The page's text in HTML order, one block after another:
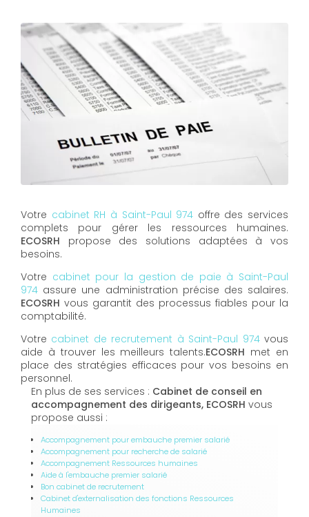
Votre cabinet RH à Saint-Paul 974 offre des services
complets pour gérer les ressources humaines.
ECOSRH propose des solutions adaptées à vos
besoins.
Votre cabinet pour la gestion de paie à Saint-Paul
974 assure une administration précise des salaires.
ECOSRH vous garantit des processus fiables pour la
comptabilité.
Votre cabinet de recrutement à Saint-Paul 974vous
aide à trouver les meilleurs talents.ECOSRH met en
place des stratégies efficaces pour vos besoins en
personnel.
En plus de ses services : Cabinet de conseil en
accompagnement des dirigeants, ECOSRH vous
propose aussi :
Accompagnement pour embauche premier salarié
Accompagnement pour recherche de salarié
Accompagnement Ressources humaines
Aide à l'embauche premier salarié
Bon cabinet de recrutement
Cabinet d'externalisation des fonctions Ressources
Humaines